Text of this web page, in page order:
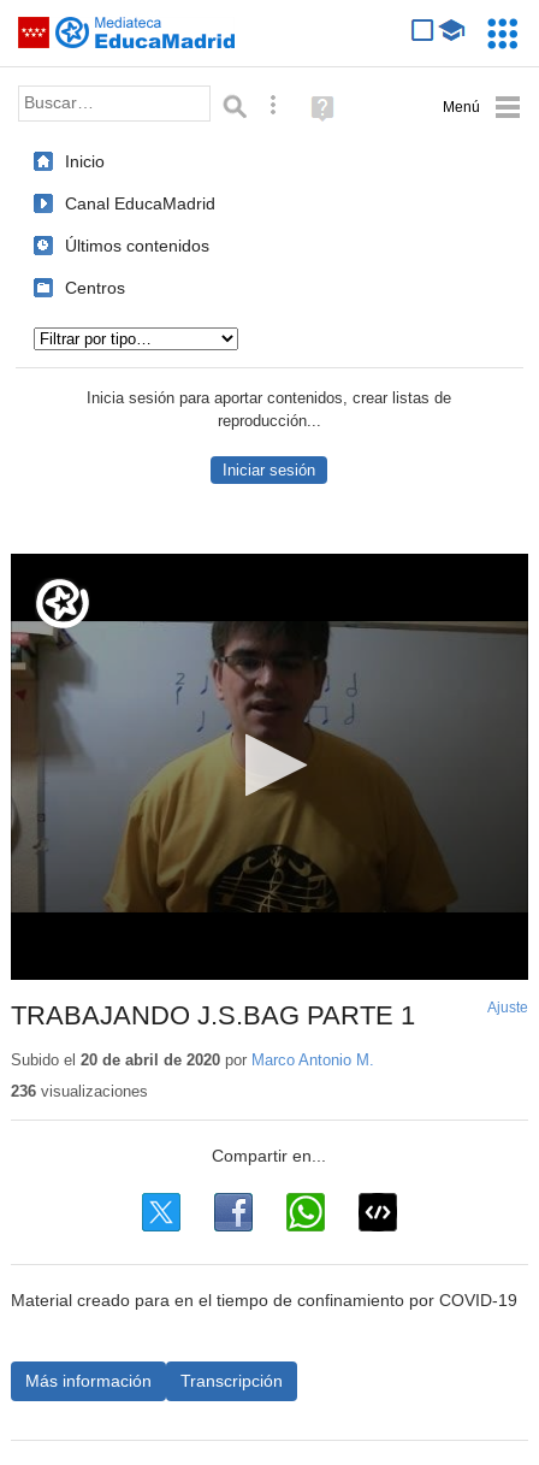
Saltar navegación
Palabra o frase: Búsqueda avanzada
Ayuda
(en
Inicio
Canal EducaMadrid
Últimos contenidos
Centros
Inicia sesión para aportar contenidos, crear listas de
reproducción...
Iniciar sesión
TRABAJANDO J.S.BAG PARTE 1 Ajuste
Subido el 20 de abril de 2020por Marco Antonio M.
236visualizaciones
Material creado para en el tiempo de confinamiento por COVID-19
Más información Transcripción